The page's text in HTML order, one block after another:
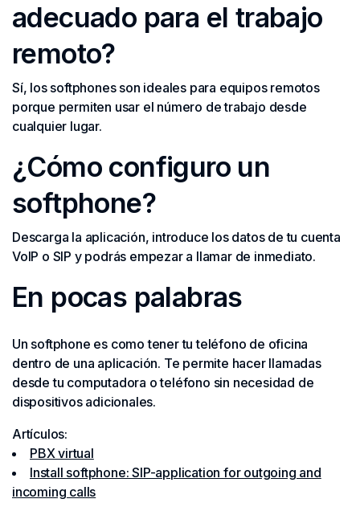
adecuado para el trabajo
remoto?
Sí, los softphones son ideales para equipos remotos
porque permiten usar el número de trabajo desde
cualquier lugar.
¿Cómo configuro un
softphone?
Descarga la aplicación, introduce los datos de tu cuenta
VoIP o SIP y podrás empezar a llamar de inmediato.
En pocas palabras
Un softphone es como tener tu teléfono de oficina
dentro de una aplicación. Te permite hacer llamadas
desde tu computadora o teléfono sin necesidad de
dispositivos adicionales.
Artículos:
PBX virtual
Install softphone: SIP-application for outgoing and
incoming calls